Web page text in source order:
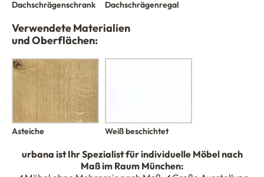
Dachschrägenschrank Dachschrägenregal
Verwendete Materialien
und Oberflächen:
Asteiche Weiß beschichtet
urbana ist Ihr Spezialist für individuelle Möbel nach
Maß im Raum München: